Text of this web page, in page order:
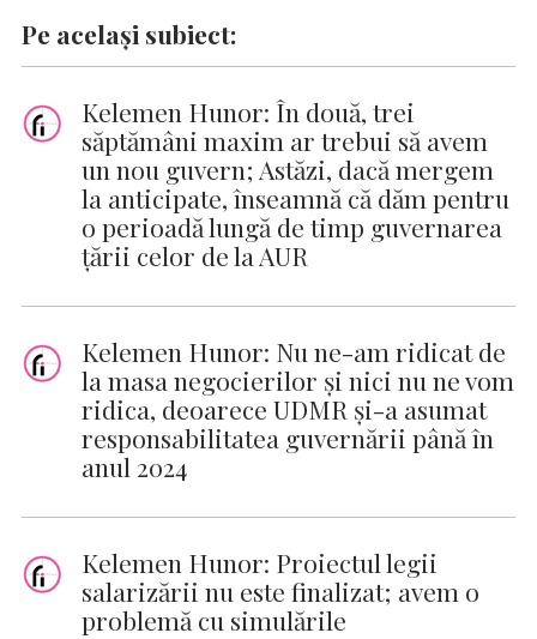
Pe același subiect:
Kelemen Hunor: În două, trei
săptămâni maxim ar trebui să avem
un nou guvern; Astăzi, dacă mergem
la anticipate, înseamnă că dăm pentru
o perioadă lungă de timp guvernarea
ţării celor de la AUR
Kelemen Hunor: Nu ne-am ridicat de
la masa negocierilor și nici nu ne vom
ridica, deoarece UDMR și-a asumat
responsabilitatea guvernării până în
anul 2024
Kelemen Hunor: Proiectul legii
salarizării nu este finalizat; avem o
problemă cu simulările